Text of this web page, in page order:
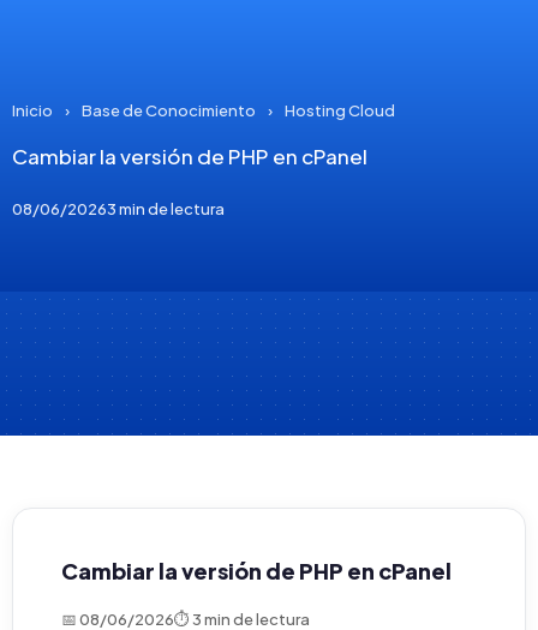
Inicio › Base de Conocimiento › Hosting Cloud
Cambiar la versión de PHP en cPanel
08/06/20263 min de lectura
Cambiar la versión de PHP en cPanel
📅 08/06/2026⏱ 3 min de lectura